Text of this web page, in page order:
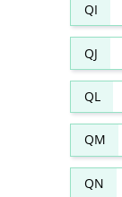
QI
QJ
QL
QM
QN